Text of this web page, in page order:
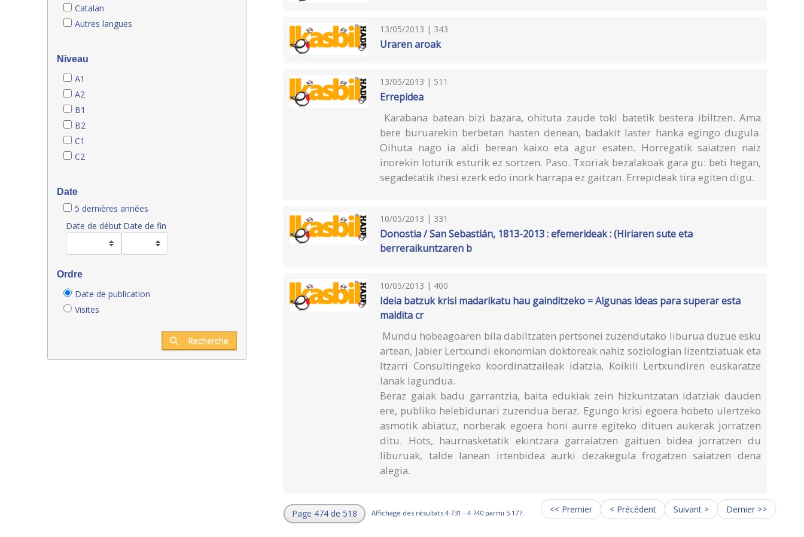
Catalan
Autres langues
Niveau
A1
A2
B1
B2
C1
C2
Date
5 dernières années
Date de début Date de fin
Ordre
Date de publication
Visites
Recherche
13/05/2013 | 343
Uraren aroak
13/05/2013 | 511
Errepidea
Karabana batean bizi bazara, ohituta zaude toki batetik bestera ibiltzen. Ama
bere buruarekin berbetan hasten denean, badakit laster hanka egingo dugula.
Oihuta nago ia aldi berean kaixo eta agur esaten. Horregatik saiatzen naiz
inorekin loturik esturik ez sortzen. Paso. Txoriak bezalakoak gara gu: beti hegan,
segadetatik ihesi ezerk edo inork harrapa ez gaitzan. Errepideak tira egiten digu.
10/05/2013 | 331
Donostia / San Sebastián, 1813-2013 : efemerideak : (Hiriaren sute eta
berreraikuntzaren b
10/05/2013 | 400
Ideia batzuk krisi madarikatu hau gainditzeko = Algunas ideas para superar esta
maldita cr
Mundu hobeagoaren bila dabiltzaten pertsonei zuzendutako liburua duzue esku
artean, Jabier Lertxundi ekonomian doktoreak nahiz soziologian lizentziatuak eta
Itzarri Consultingeko koordinatzaileak idatzia, Koikili Lertxundiren euskaratze
lanak lagundua.
Beraz gaiak badu garrantzia, baita edukiak zein hizkuntzatan idatziak dauden
ere, publiko helebidunari zuzendua beraz. Egungo krisi egoera hobeto ulertzeko
asmotik abiatuz, norberak egoera honi aurre egiteko dituen aukerak jorratzen
ditu. Hots, haurnasketatik ekintzara garraiatzen gaituen bidea jorratzen du
liburuak, talde lanean irtenbidea aurki dezakegula frogatzen saiatzen dena
alegia.
Page 474 de 518 Affichage des résultats 4 731 - 4 740 parmi 5 177. << Premier < Précédent Suivant > Dernier >>